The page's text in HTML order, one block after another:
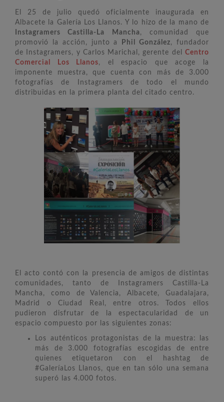
El 25 de julio quedó oficialmente inaugurada en
Albacete la Galería Los Llanos. Y lo hizo de la mano de
Instagramers Castilla-La Mancha , comunidad que
promovió la acción, junto a
Phil González, fundador
de Instagramers, y Carlos Marichal, gerente del Centro
Comercial Los Llanos, el espacio que acoge la
imponente muestra, que cuenta con más de 3.000
fotografías de Instagramers de todo el mundo
distribuidas en la primera planta del citado centro.
El acto contó con la presencia de amigos de distintas
comunidades, tanto de Instagramers Castilla-La
Mancha, como de Valencia, Albacete, Guadalajara,
Madrid o Ciudad Real, entre otros. Todos ellos
pudieron disfrutar de la espectacularidad de un
espacio compuesto por las siguientes zonas:
Los auténticos protagonistas de la muestra: las
más de 3.000 fotografías escogidas de entre
quienes etiquetaron con el hashtag de
#GaleríaLos Llanos, que en tan sólo una semana
superó las 4.000 fotos.